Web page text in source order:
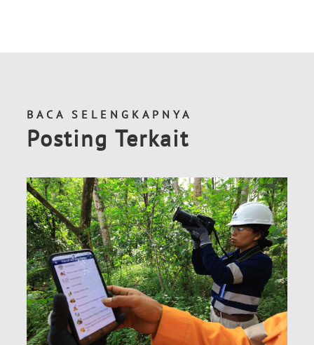
BACA SELENGKAPNYA
Posting Terkait